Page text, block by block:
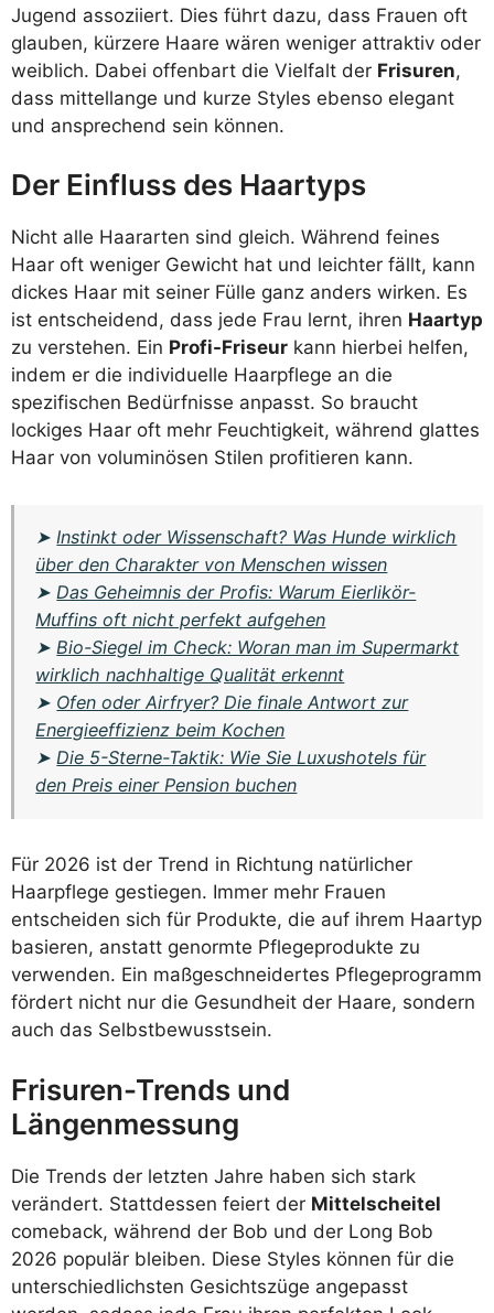
Jugend assoziiert. Dies führt dazu, dass Frauen oft
glauben, kürzere Haare wären weniger attraktiv oder
weiblich. Dabei offenbart die Vielfalt der Frisuren,
dass mittellange und kurze Styles ebenso elegant
und ansprechend sein können.
Der Einfluss des Haartyps
Nicht alle Haararten sind gleich. Während feines
Haar oft weniger Gewicht hat und leichter fällt, kann
dickes Haar mit seiner Fülle ganz anders wirken. Es
ist entscheidend, dass jede Frau lernt, ihren Haartyp
zu verstehen. Ein Profi-Friseur kann hierbei helfen,
indem er die individuelle Haarpflege an die
spezifischen Bedürfnisse anpasst. So braucht
lockiges Haar oft mehr Feuchtigkeit, während glattes
Haar von voluminösen Stilen profitieren kann.
➤Instinkt oder Wissenschaft? Was Hunde wirklich
über den Charakter von Menschen wissen
➤Das Geheimnis der Profis: Warum Eierlikör-
Muffins oft nicht perfekt aufgehen
➤Bio-Siegel im Check: Woran man im Supermarkt
wirklich nachhaltige Qualität erkennt
➤ Ofen oder Airfryer? Die finale Antwort zur
Energieeffizienz beim Kochen
➤Die 5-Sterne-Taktik: Wie Sie Luxushotels für
den Preis einer Pension buchen
Für 2026 ist der Trend in Richtung natürlicher
Haarpflege gestiegen. Immer mehr Frauen
entscheiden sich für Produkte, die auf ihrem Haartyp
basieren, anstatt genormte Pflegeprodukte zu
verwenden. Ein maßgeschneidertes Pflegeprogramm
fördert nicht nur die Gesundheit der Haare, sondern
auch das Selbstbewusstsein.
Frisuren-Trends und
Längenmessung
Die Trends der letzten Jahre haben sich stark
verändert. Stattdessen feiert der Mittelscheitel
comeback, während der Bob und der Long Bob
2026 populär bleiben. Diese Styles können für die
unterschiedlichsten Gesichtszüge angepasst